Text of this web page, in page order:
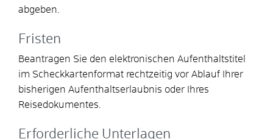
abgeben.
Fristen
Beantragen Sie den elektronischen Aufenthaltstitel
im Scheckkartenformat rechtzeitig vor Ablauf Ihrer
bisherigen Aufenthaltserlaubnis oder Ihres
Reisedokumentes.
Erforderliche Unterlagen